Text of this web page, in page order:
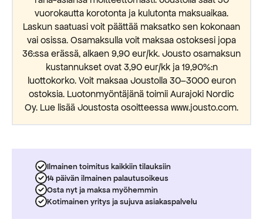
vuorokautta korotonta ja kulutonta maksuaikaa.
Laskun saatuasi voit päättää maksatko sen kokonaan
vai osissa. Osamaksulla voit maksaa ostoksesi jopa
36:ssa erässä, alkaen 9,90 eur/kk. Jousto osamaksun
kustannukset ovat 3,90 eur/kk ja 19,90%:n
luottokorko. Voit maksaa Joustolla 30–3000 euron
ostoksia. Luotonmyöntäjänä toimii Aurajoki Nordic
Oy. Lue lisää Joustosta osoitteessa www.jousto.com.
Ilmainen toimitus kaikkiin tilauksiin
14 päivän ilmainen palautusoikeus
Osta nyt ja maksa myöhemmin
Kotimainen yritys ja sujuva asiakaspalvelu